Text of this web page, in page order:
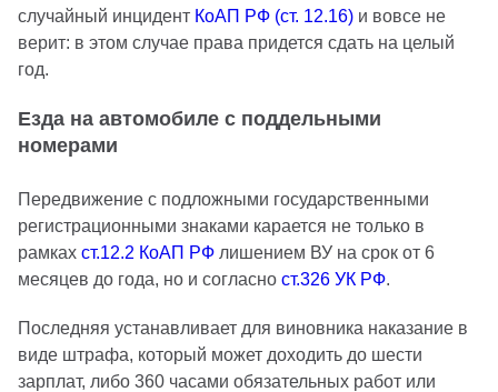
случайный инцидент КоАП РФ (ст. 12.16) и вовсе не
верит: в этом случае права придется сдать на целый
год.
Езда на автомобиле с поддельными
номерами
Передвижение с подложными государственными
регистрационными знаками карается не только в
рамках ст.12.2 КоАП РФ лишением ВУ на срок от 6
месяцев до года, но и согласно ст.326 УК РФ.
Последняя устанавливает для виновника наказание в
виде штрафа, который может доходить до шести
зарплат, либо 360 часами обязательных работ или